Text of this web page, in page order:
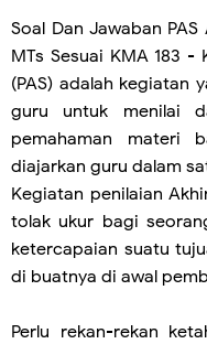
Soal Dan Jawaban
MTs Sesuai KMA 183 -
(PAS) adalah kegiatan
guru untuk menilai
pemahaman materi
diajarkan guru dalam
Kegiatan penilaian
tolak ukur bagi
ketercapaian suatu
di buatnya di awal
Perlu rekan-rekan